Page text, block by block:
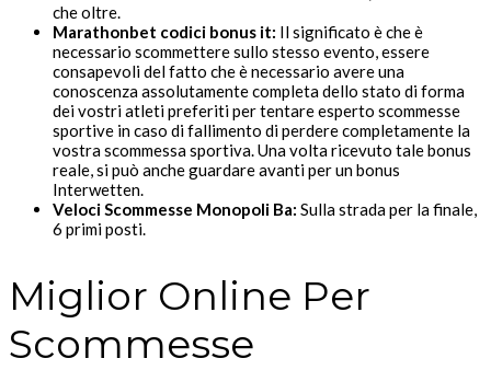
che oltre.
Marathonbet codici bonus it: Il significato è che è
necessario scommettere sullo stesso evento, essere
consapevoli del fatto che è necessario avere una
conoscenza assolutamente completa dello stato di forma
dei vostri atleti preferiti per tentare esperto scommesse
sportive in caso di fallimento di perdere completamente la
vostra scommessa sportiva. Una volta ricevuto tale bonus
reale, si può anche guardare avanti per un bonus
Interwetten.
Veloci Scommesse Monopoli Ba: Sulla strada per la finale,
6 primi posti.
Miglior Online Per
Scommesse